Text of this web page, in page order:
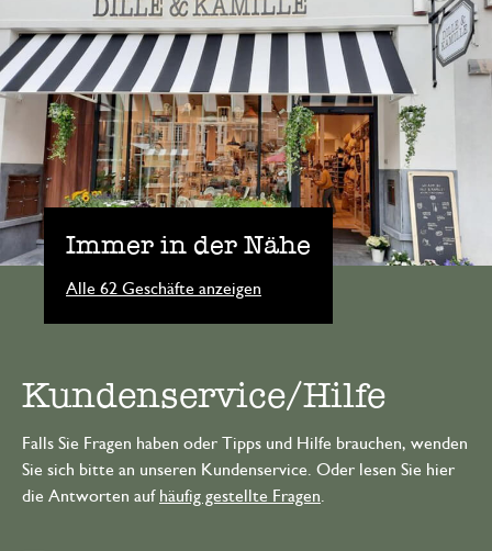
Immer in der Nähe
Alle 62 Geschäfte anzeigen
Kundenservice/Hilfe
Falls Sie Fragen haben oder Tipps und Hilfe brauchen, wenden
Sie sich bitte an unseren Kundenservice. Oder lesen Sie hier
die Antworten auf häufig gestellte Fragen